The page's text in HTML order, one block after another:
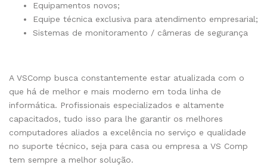
Equipamentos novos;
Equipe técnica exclusiva para atendimento empresarial;
Sistemas de monitoramento / câmeras de segurança
A VSComp busca constantemente estar atualizada com o
que há de melhor e mais moderno em toda linha de
informática. Profissionais especializados e altamente
capacitados, tudo isso para lhe garantir os melhores
computadores aliados a excelência no serviço e qualidade
no suporte técnico, seja para casa ou empresa a VS Comp
tem sempre a melhor solução.